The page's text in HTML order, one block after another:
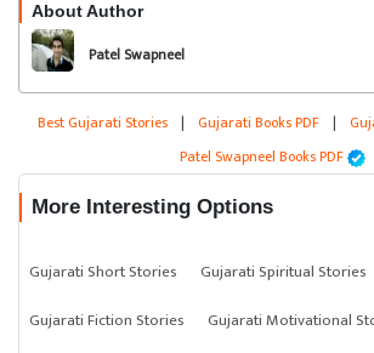
About Author
Patel Swapneel
Best Gujarati Stories | Gujarati Books PDF |
Patel Swapneel Books PDF
More Interesting Options
Gujarati Short Stories
Gujarati Spiritual Stories
Gujarati Fiction Stories
Gujarati Motivational